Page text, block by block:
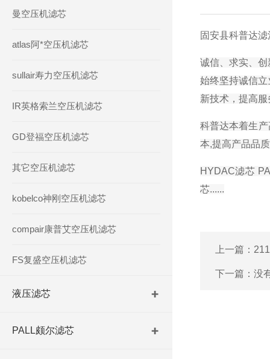
曼空压机滤芯
atlas阿*空压机滤芯
sullair寿力空压机滤芯
IR英格索兰空压机滤芯
GD登福空压机滤芯
其它空压机滤芯
kobelco神刚空压机滤芯
compair康普艾空压机滤芯
FS复盛空压机滤芯
液压滤芯
PALL颇尔滤芯
固安县科普达
诚信、求实、创
始终坚持诚信
新技术，提高
科普达本着生
本,提高产品品
HYDAC滤芯
芯......
上一篇：
下一篇：没